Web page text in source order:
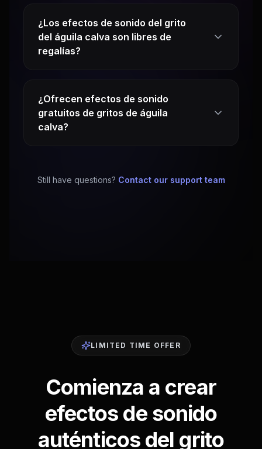
¿Los efectos de sonido del grito
del águila calva son libres de
regalías?
¿Ofrecen efectos de sonido
gratuitos de gritos de águila
calva?
Still have questions? Contact our support team
LIMITED TIME OFFER
Comienza a crear
efectos de sonido
auténticos del grito